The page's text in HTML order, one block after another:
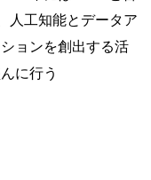
人工知能とデータア
ョンを創出する活
に行う